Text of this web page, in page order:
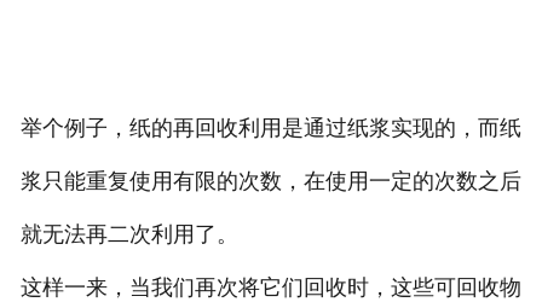
举个例子，纸的再回收利用是通过纸浆实现的，而纸
浆只能重复使用有限的次数，在使用一定的次数之后
就无法再二次利用了。
这样一来，当我们再次将它们回收时，这些可回收物